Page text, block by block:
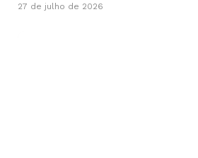
27 de julho de 2026